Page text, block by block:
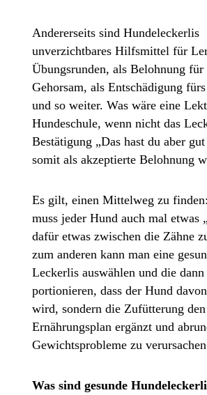
Andererseits sind Hundeleckerlis
unverzichtbares Hilfsmittel für
Übungsrunden, als Belohnung für
Gehorsam, als Entschädigung
und so weiter. Was wäre eine
Hundeschule, wenn nicht das
Bestätigung „Das hast du aber
somit als akzeptierte Belohnung
Es gilt, einen Mittelweg zu
muss jeder Hund auch mal etwas
dafür etwas zwischen die Zähne
zum anderen kann man eine
Leckerlis auswählen und die dann
portionieren, dass der Hund
wird, sondern die Zufütterung den
Ernährungsplan ergänzt und
Gewichtsprobleme zu
Was sind gesunde